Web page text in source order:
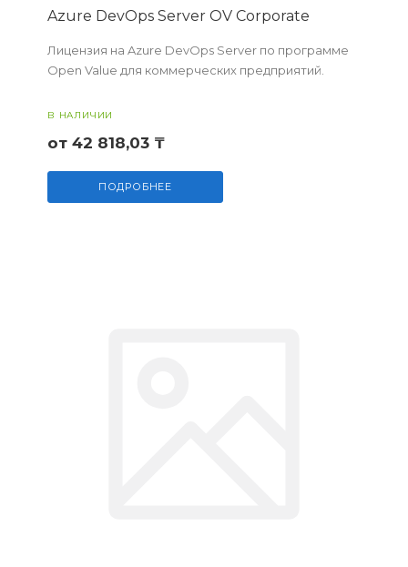
Azure DevOps Server OV Corporate
Лицензия на Azure DevOps Server по программе
Open Value для коммерческих предприятий.
В НАЛИЧИИ
от 42 818,03 ₸
ПОДРОБНЕЕ